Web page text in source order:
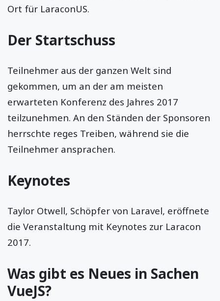
Ort für LaraconUS.
Der Startschuss
Teilnehmer aus der ganzen Welt sind
gekommen, um an der am meisten
erwarteten Konferenz des Jahres 2017
teilzunehmen. An den Ständen der Sponsoren
herrschte reges Treiben, während sie die
Teilnehmer ansprachen.
Keynotes
Taylor Otwell, Schöpfer von Laravel, eröffnete
die Veranstaltung mit Keynotes zur Laracon
2017.
Was gibt es Neues in Sachen
VueJS?